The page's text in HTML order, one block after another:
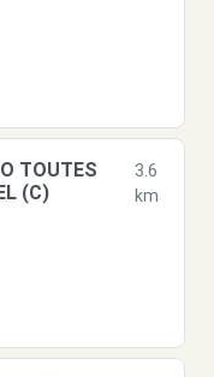
TOUTES
(C)
3.6
km